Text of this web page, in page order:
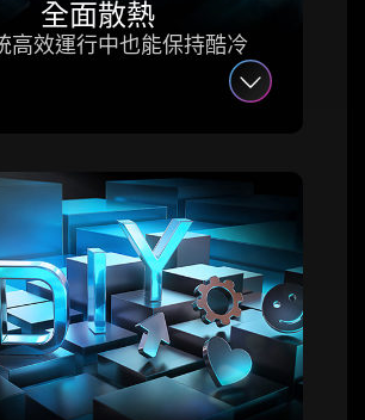
全面散熱
高效運行中也能保持酷冷